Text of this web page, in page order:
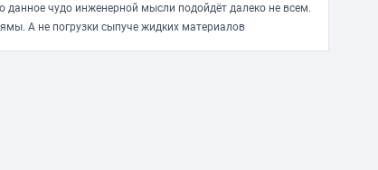
данное чудо инженерной мысли подойдёт далеко не всем.
А не погрузки сыпуче жидких материалов